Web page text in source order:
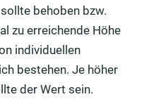
behoben bzw.
zu erreichende Höhe
individuellen
bestehen. Je höher
der Wert sein.